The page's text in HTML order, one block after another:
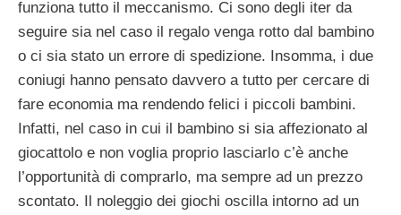
funziona tutto il meccanismo. Ci sono degli iter da
seguire sia nel caso il regalo venga rotto dal bambino
o ci sia stato un errore di spedizione. Insomma, i due
coniugi hanno pensato davvero a tutto per cercare di
fare economia ma rendendo felici i piccoli bambini.
Infatti, nel caso in cui il bambino si sia affezionato al
giocattolo e non voglia proprio lasciarlo c’è anche
l’opportunità di comprarlo, ma sempre ad un prezzo
scontato. Il noleggio dei giochi oscilla intorno ad un